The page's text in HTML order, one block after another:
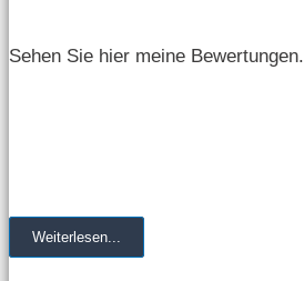
Sehen Sie hier meine Bewertungen.
Weiterlesen...